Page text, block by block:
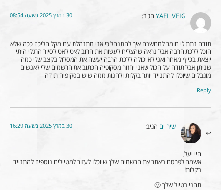
YAEL VEIGהגיב: 30 במרץ 2025 בשעה 08:54
תודה נתת לי חומר למחשבה איך להתנהל כי אני מתנהלת עם מקל הליכה ככה שלא
הוכל ללכת הרבה אבל נראה שהצליח לעשות את הרוב לאט לאט לסיור הרגלי היתי
יוצאת בכייף מאחר ואני לא יכולה ללכת הרבה יעשה את המסלול בקצב שלי כמה
שניתן אבל תודה על הכול שאני יחזור מסקופיה הכתוב את הרשמים שלי לאנשים
מוגבלים שיוכלו להתנייד יותר בקלות ולהנות ממה שיש בסקופיה תודה
Reply
שיר-ים הגיב: 30 במרץ 2025 בשעה 16:29
היי יעל,
אשמח לפרסם באתר את הרשמים שלך שיוכלו לעזור למטיילים נוספים להתנייד
בקלות!
תהני בטיול שלך 🙂